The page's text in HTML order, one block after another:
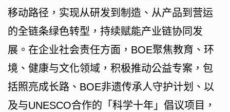
移动路径，实现从研发到制造、从产品到营运
的全链条绿色转型，持续赋能产业链协同发
展。在企业社会责任方面，BOE聚焦教育、环
境、健康与文化领域，积极推动公益专案，包
括照亮成长路、BOE非遗传承人守护计划、以
及与UNESCO合作的「科学十年」倡议项目，